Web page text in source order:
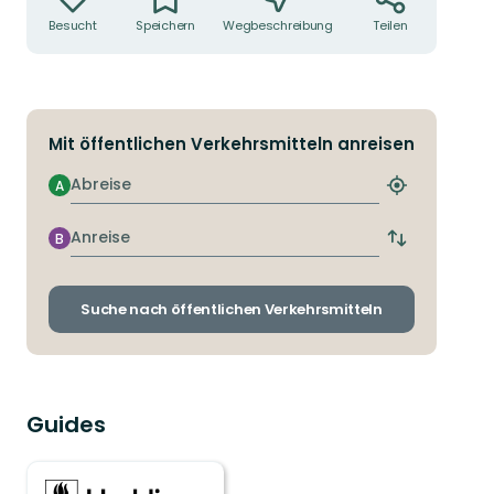
Besucht Speichern Wegbeschreibung Teilen
Mit öffentlichen Verkehrsmitteln anreisen
Abreise
A
finden
Anreise
B
Abfahrts-
Suche nach öffentlichen Verkehrsmitteln
Guides